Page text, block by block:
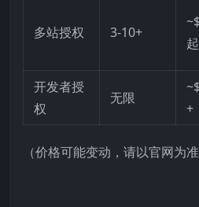
多站授权 3-10+
起
开发者授
权
无限
+
（价格可能变动，请以官网为准